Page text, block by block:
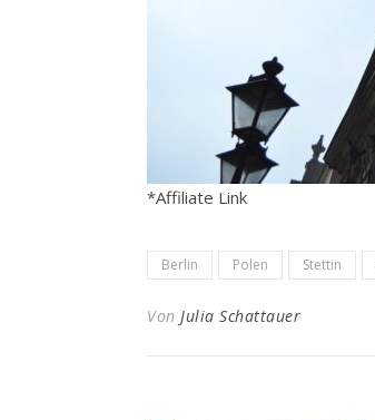
*Affiliate Link
Berlin Polen Stettin
Von Julia Schattauer